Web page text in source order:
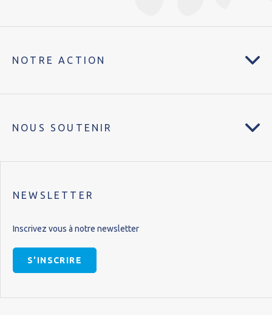
NOTRE ACTION
NOUS SOUTENIR
NEWSLETTER
Inscrivez vous à notre newsletter
S'INSCRIRE